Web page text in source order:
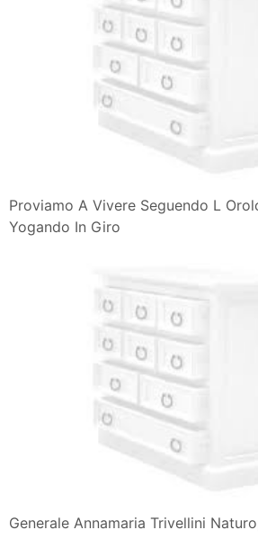
Proviamo A Vivere Seguendo L
Yogando In Giro
Generale Annamaria Trivellini